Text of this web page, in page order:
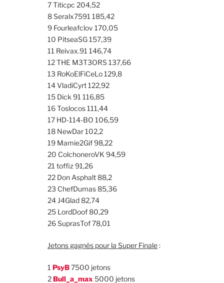
7 Titicpc 204,52
8 Seralx7591 185,42
9 Fourleafclov 170,05
10 PitseaSG 157,39
11 Reivax.91 146,74
12 THE M3T3ORS 137,66
13 RoKoElFiCeLo 129,8
14 VladiCyrt 122,92
15 Dick 91 116,85
16 Toslocos 111,44
17 HD-114-BO 106,59
18 NewDar 102,2
19 Mamie2Gif 98,22
20 ColchoneroVK 94,59
21 toffiz 91,26
22 Don Asphalt 88,2
23 ChefDumas 85,36
24 J4Glad 82,74
25 LordDoof 80,29
26 SuprasTof 78,01
Jetons gagnés pour la Super Finale:
1 PsyB7500 jetons
2Bull_a_max 5000 jetons